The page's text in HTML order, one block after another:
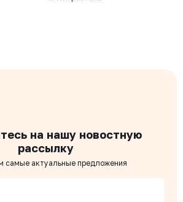
на нашу новостную
рассылку
самые актуальные предложения